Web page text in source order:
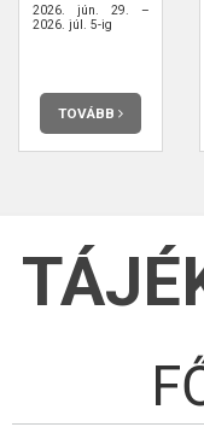
2026. jún. 29. –
2026. júl. 5-ig
TOVÁBB